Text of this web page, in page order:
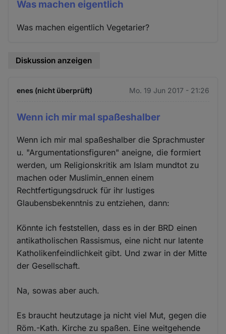
Was machen eigentlich
Was machen eigentlich Vegetarier?
Diskussion anzeigen
enes (nicht überprüft) Mo. 19 Jun 2017 - 21:26
Wenn ich mir mal spaßeshalber
Wenn ich mir mal spaßeshalber die Sprachmuster
u. "Argumentationsfiguren" aneigne, die formiert
werden, um Religionskritik am Islam mundtot zu
machen oder Muslimin_ennen einem
Rechtfertigungsdruck für ihr lustiges
Glaubensbekenntnis zu entziehen, dann:
Könnte ich feststellen, dass es in der BRD einen
antikatholischen Rassismus, eine nicht nur latente
Katholikenfeindlichkeit gibt. Und zwar in der Mitte
der Gesellschaft.
Na, sowas aber auch.
Es braucht heutzutage ja nicht viel Mut, gegen die
Röm.-Kath. Kirche zu spaßen. Eine weitgehende